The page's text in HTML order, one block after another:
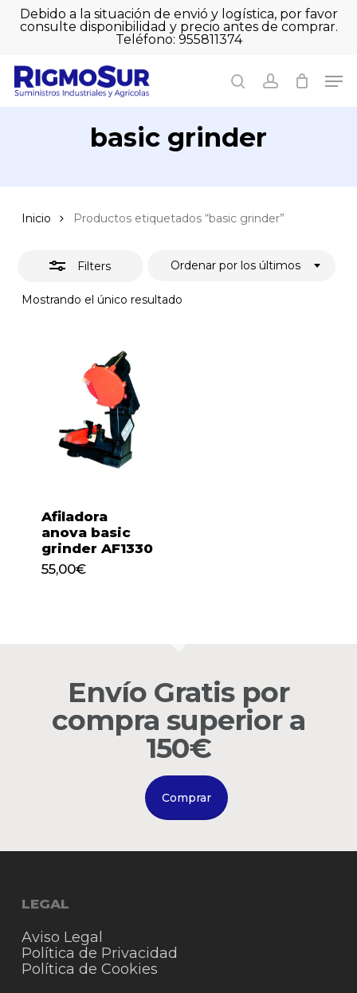
SkipDebido a la situación de envió y logística, por favor
consulte disponibilidad y precio antes de comprar.
Teléfono: 955811374
searchaccount
Cart Close
carrito.
Go to shop
basic grinder
Inicio Productos etiquetados “basic grinder”
Filters
Mostrando el único resultado
Ordenar por los últimos
Close
Afiladora
anova basic
grinder AF1330
55,00€
55,00€
Envío Gratis por
compra superior a
150€
Comprar
LEGAL
Aviso Legal
Política de Privacidad
Política de Cookies